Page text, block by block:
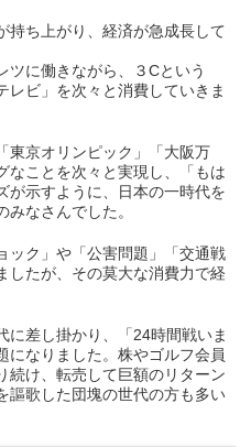
持ち上がり、経済が急成長して
ツに働きながら、３Cという
レビ」を次々と消費していきま
東京オリンピック」「大阪万
なことを次々と実現し、「もは
が示すように、日本の一時代を
なさんでした。
ック」や「公害問題」「交通戦
したが、その莫大な消費力で経
に差し掛かり、「24時間戦いま
になりました。株やゴルフ会員
続け、転売して巨額のリターン
謳歌した団塊の世代の方も多い